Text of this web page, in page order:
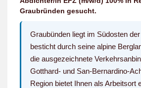
Graubründen gesucht.
Graubünden liegt im Südosten
besticht durch seine alpine
die ausgezeichnete
Gotthard- und San-Bernardino-
Region bietet Ihnen als Arbeitsort